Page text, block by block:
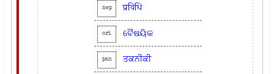
nep प्रविधि
ori ବୈଷୟିକ
pan ਤਕਨੀਕੀ